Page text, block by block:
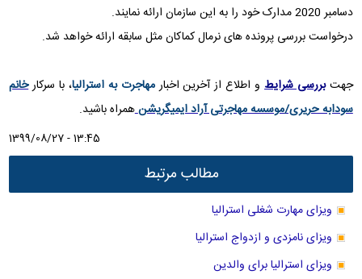
دسامبر 2020 مدارک خود را به این سازمان ارائه نمایند.
درخواست بررسی پرونده های نرمال کماکان مثل سابقه ارائه خواهد شد.
جهت بررسی شرایطو اطلاع از آخرین اخبارمهاجرت به استرالیا، با سرکارخانم
سودابه حریری/موسسه مهاجرتی آراد ایمیگریشنهمراه باشید.
1399/08/27 - 13:45
مطالب مرتبط
ویزای مهارت شغلی استرالیا
ویزای نامزدی و ازدواج استرالیا
ویزای استرالیا برای والدین